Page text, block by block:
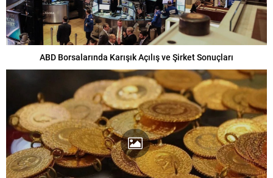
ABD Borsalarında Karışık Açılış ve Şirket Sonuçları